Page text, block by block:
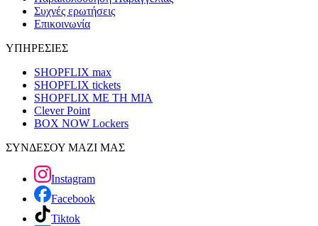
Συχνές ερωτήσεις
Επικοινωνία
ΥΠΗΡΕΣΙΕΣ
SHOPFLIX max
SHOPFLIX tickets
SHOPFLIX ΜΕ ΤΗ ΜΙΑ
Clever Point
BOX NOW Lockers
ΣΥΝΔΕΣΟΥ ΜΑΖΙ ΜΑΣ
Instagram
Facebook
Tiktok